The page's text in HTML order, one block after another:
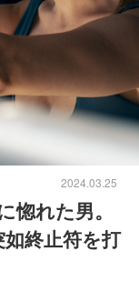
2024.03.25
惚れた男。
終止符を打